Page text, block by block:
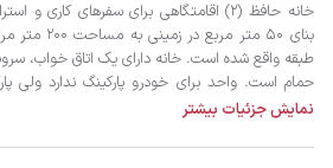
نمایش جزئیات بیشتر